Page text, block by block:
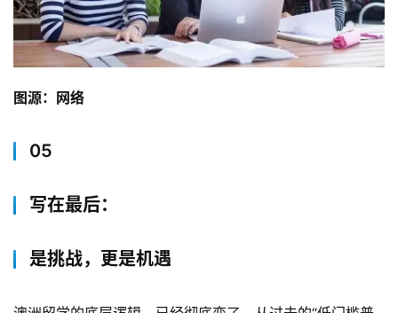
图源：网络
05
写在最后：
是挑战，更是机遇